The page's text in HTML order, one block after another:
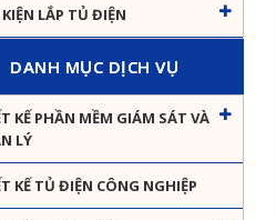
LẮP TỦ ĐIỆN
DANH MỤC DỊCH VỤ
KẾ PHẦN MỀM GIÁM SÁT VÀ
LÝ
KẾ TỦ ĐIỆN CÔNG NGHIỆP